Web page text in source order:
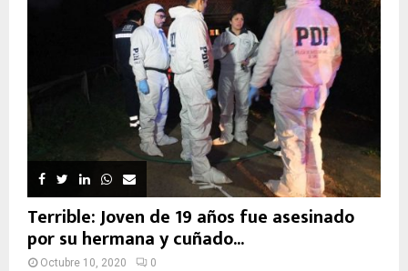
Terrible: Joven de 19 años fue asesinado
por su hermana y cuñado...
Octubre 10, 2020 0